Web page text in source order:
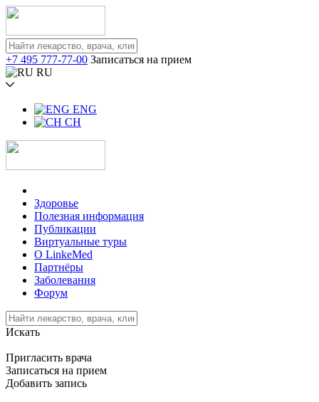
+7 495 777-77-00 Записаться на прием
RU
ENG
CH
Здоровье
Полезная информация
Публикации
Виртуальные туры
О LinkeMed
Партнёры
Заболевания
Форум
Искать
Пригласить врача
Записаться на прием
Добавить запись